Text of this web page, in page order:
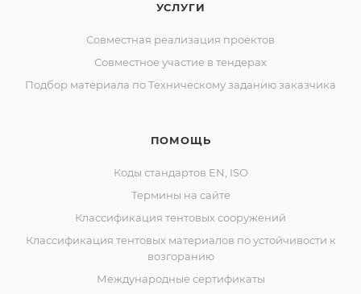
УСЛУГИ
Совместная реализация проектов
Совместное участие в тендерах
Подбор материала по Техническому заданию заказчика
ПОМОЩЬ
Коды стандартов EN, ISO
Термины на сайте
Классификация тентовых сооружений
Классификация тентовых материалов по устойчивости к
возгоранию
Международные сертификаты